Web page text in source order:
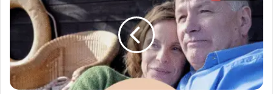
Ehefrau
hinter
dem
beliebten